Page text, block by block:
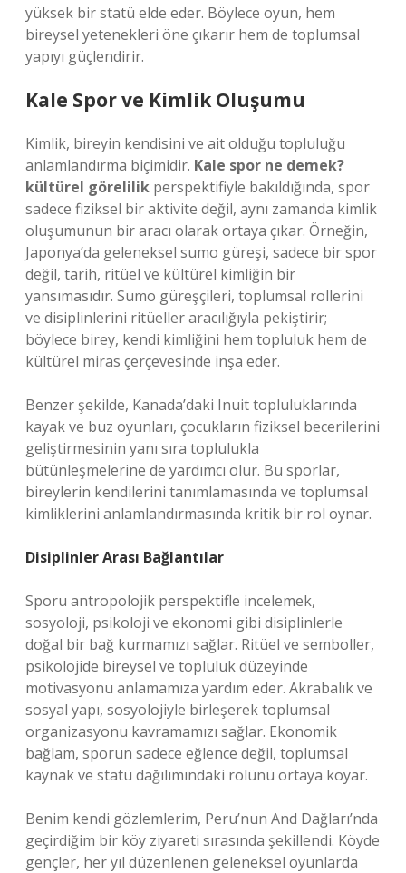
yüksek bir statü elde eder. Böylece oyun, hem
bireysel yetenekleri öne çıkarır hem de toplumsal
yapıyı güçlendirir.
Kale Spor ve Kimlik Oluşumu
Kimlik, bireyin kendisini ve ait olduğu topluluğu
anlamlandırma biçimidir. Kale spor ne demek?
kültürel görelilik perspektifiyle bakıldığında, spor
sadece fiziksel bir aktivite değil, aynı zamanda kimlik
oluşumunun bir aracı olarak ortaya çıkar. Örneğin,
Japonya’da geleneksel sumo güreşi, sadece bir spor
değil, tarih, ritüel ve kültürel kimliğin bir
yansımasıdır. Sumo güreşçileri, toplumsal rollerini
ve disiplinlerini ritüeller aracılığıyla pekiştirir;
böylece birey, kendi kimliğini hem topluluk hem de
kültürel miras çerçevesinde inşa eder.
Benzer şekilde, Kanada’daki Inuit topluluklarında
kayak ve buz oyunları, çocukların fiziksel becerilerini
geliştirmesinin yanı sıra toplulukla
bütünleşmelerine de yardımcı olur. Bu sporlar,
bireylerin kendilerini tanımlamasında ve toplumsal
kimliklerini anlamlandırmasında kritik bir rol oynar.
Disiplinler Arası Bağlantılar
Sporu antropolojik perspektifle incelemek,
sosyoloji, psikoloji ve ekonomi gibi disiplinlerle
doğal bir bağ kurmamızı sağlar. Ritüel ve semboller,
psikolojide bireysel ve topluluk düzeyinde
motivasyonu anlamamıza yardım eder. Akrabalık ve
sosyal yapı, sosyolojiyle birleşerek toplumsal
organizasyonu kavramamızı sağlar. Ekonomik
bağlam, sporun sadece eğlence değil, toplumsal
kaynak ve statü dağılımındaki rolünü ortaya koyar.
Benim kendi gözlemlerim, Peru’nun And Dağları’nda
geçirdiğim bir köy ziyareti sırasında şekillendi. Köyde
gençler, her yıl düzenlenen geleneksel oyunlarda